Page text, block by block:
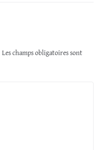
Les champs obligatoires sont